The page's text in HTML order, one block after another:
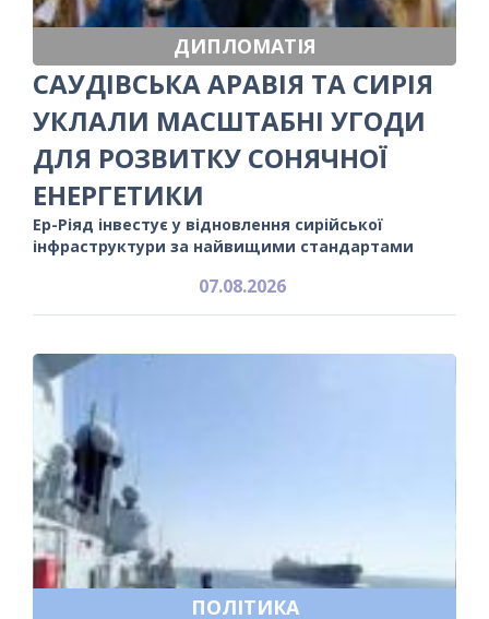
ДИПЛОМАТІЯ
САУДІВСЬКА АРАВІЯ ТА СИРІЯ
УКЛАЛИ МАСШТАБНІ УГОДИ
ДЛЯ РОЗВИТКУ СОНЯЧНОЇ
ЕНЕРГЕТИКИ
Ер-Ріяд інвестує у відновлення сирійської
інфраструктури за найвищими стандартами
07.08.2026
ПОЛІТИКА